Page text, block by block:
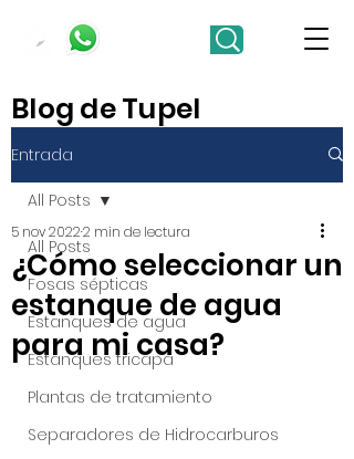
Blog de Tupel
Entrada
All Posts
Fosas sépticas
Estanques de agua
Estanques tricapa
Plantas de tratamiento
Separadores de Hidrocarburos
All Posts
¿Cómo seleccionar un
estanque de agua
para mi casa?
5 nov 20222 min de lectura